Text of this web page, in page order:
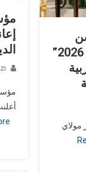
يفتتح “موروكو غيمينغ إكسبو 2026”
مولاي